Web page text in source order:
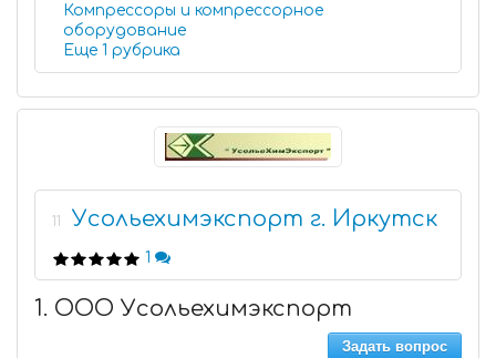
Компрессоры и компрессорное
оборудование
Еще 1 рубрика
11 Усольехимэкспорт г. Иркутск
1
1. ООО Усольехимэкспорт
Задать вопрос